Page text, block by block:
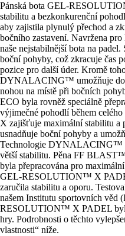
Pánská bota GEL-
stabilitu a bezkonkurenční
aby zajistila plynulý přechod a
bočního zastavení. Navržena
naše nejstabilnější bota na
boční pohyby, což zkracuje čas
pozice pro další úder. Kromě
DYNALACING™ umožňuje
nohou na místě při bočních
ECO byla rovněž speciálně
výjimečné pohodlí během
X zajišťuje maximální stabilitu
usnadňuje boční pohyby a
Technologie DYNALACING™
větší stabilitu. Pěna FF
byla přepracována pro
GEL-RESOLUTION™ X
zaručila stabilitu a oporu.
našem Institutu sportovních věd
RESOLUTION™ X PADEL
hry. Podrobnosti o těchto
vlastnosti“ níže.